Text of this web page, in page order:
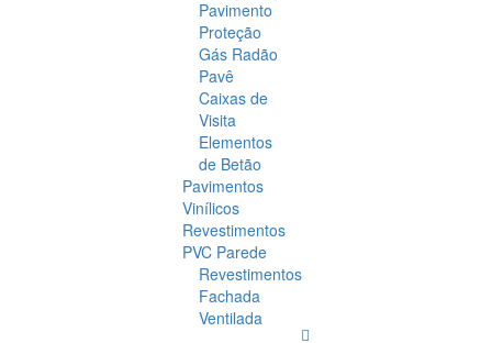
Pavimento
Proteção
Gás Radão
Pavê
Caixas de
Visita
Elementos
de Betão
Pavimentos
Vinílicos
Revestimentos
PVC Parede
Revestimentos
Fachada
Ventilada